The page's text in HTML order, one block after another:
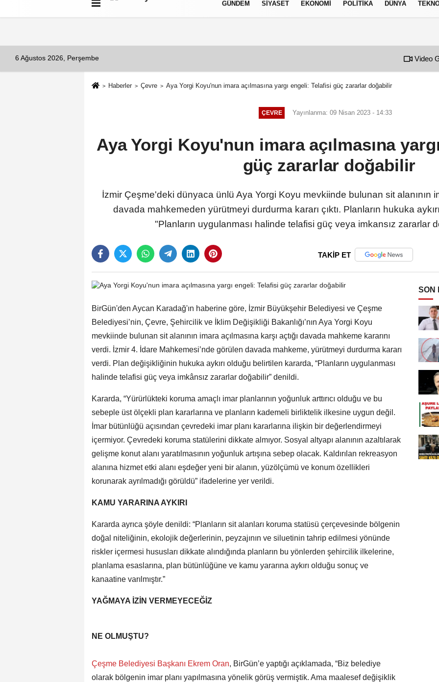
Künye
GÜNDEM SIYASET EKONOMI POLITIKA DÜNYA
6 Ağustos 2026, Perşembe Video
Haberler Çevre Aya Yorgi Koyu'nun imara açılmasına yargı engeli: Telafisi güç zararlar doğabilir
ÇEVRE Yayınlanma: 09 Nisan 2023 - 14:33
Aya Yorgi Koyu'nun imara açılmasına
güç zararlar doğabilir
İzmir Çeşme'deki dünyaca ünlü Aya Yorgi Koyu mevkiinde bulunan sit alanının
davada mahkemeden yürütmeyi durdurma kararı çıktı. Planların hukuka
"Planların uygulanması halinde telafisi güç veya imkansız zararlar
TAKİP ET
BirGün'den Aycan Karadağ'ın haberine göre, İzmir Büyükşehir Belediyesi ve Çeşme
Belediyesi’nin, Çevre, Şehircilik ve İklim Değişikliği Bakanlığı’nın Aya Yorgi Koyu
mevkiinde bulunan sit alanının imara açılmasına karşı açtığı davada mahkeme kararını
verdi. İzmir 4. İdare Mahkemesi’nde görülen davada mahkeme, yürütmeyi durdurma kararı
verdi. Plan değişikliğinin hukuka aykırı olduğu belirtilen kararda, “Planların uygulanması
halinde telafisi güç veya imkânsız zararlar doğabilir” denildi.
Kararda, “Yürürlükteki koruma amaçlı imar planlarının yoğunluk arttırıcı olduğu ve bu
sebeple üst ölçekli plan kararlarına ve planların kademeli birliktelik ilkesine uygun değil.
İmar bütünlüğü açısından çevredeki imar planı kararlarına ilişkin bir değerlendirmeyi
içermiyor. Çevredeki koruma statülerini dikkate almıyor. Sosyal altyapı alanının azaltılarak
gelişme konut alanı yaratılmasının yoğunluk artışına sebep olacak. Kaldırılan rekreasyon
alanına hizmet etki alanı eşdeğer yeni bir alanın, yüzölçümü ve konum özellikleri
korunarak ayrılmadığı görüldü” ifadelerine yer verildi.
KAMU YARARINA AYKIRI
Kararda ayrıca şöyle denildi: “Planların sit alanları koruma statüsü çerçevesinde bölgenin
doğal niteliğinin, ekolojik değerlerinin, peyzajının ve siluetinin tahrip edilmesi yönünde
riskler içermesi hususları dikkate alındığında planların bu yönlerden şehircilik ilkelerine,
planlama esaslarına, plan bütünlüğüne ve kamu yararına aykırı olduğu sonuç ve
kanaatine varılmıştır.”
YAĞMAYA İZİN VERMEYECEĞİZ
NE OLMUŞTU?
Çeşme Belediyesi Başkanı Ekrem Oran, BirGün’e yaptığı açıklamada, “Biz belediye
olarak bölgenin imar planı yapılmasına yönelik görüş vermiştik. Ama maalesef değişiklik
SON